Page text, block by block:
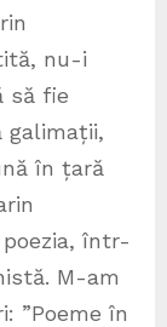
nu-i
să fie
galimații,
în țară
într-
M-am
”Poeme în